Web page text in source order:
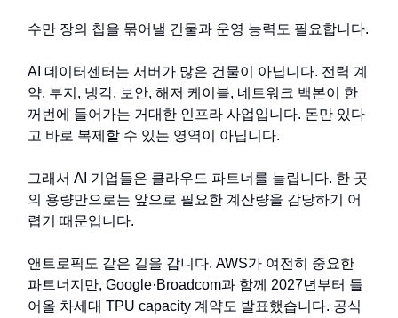
수만 장의 칩을 묶어낼 건물과 운영 능력도 필요합니다.
AI 데이터센터는 서버가 많은 건물이 아닙니다. 전력 계
약, 부지, 냉각, 보안, 해저 케이블, 네트워크 백본이 한
꺼번에 들어가는 거대한 인프라 사업입니다. 돈만 있다
고 바로 복제할 수 있는 영역이 아닙니다.
그래서 AI 기업들은 클라우드 파트너를 늘립니다. 한 곳
의 용량만으로는 앞으로 필요한 계산량을 감당하기 어
렵기 때문입니다.
앤트로픽도 같은 길을 갑니다. AWS가 여전히 중요한
파트너지만, Google·Broadcom과 함께 2027년부터 들
어올 차세대 TPU capacity 계약도 발표했습니다. 공식